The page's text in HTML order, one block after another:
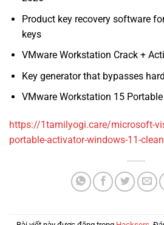
Product key recovery software
keys
VMware Workstation Crack +
Key generator that bypasses
VMware Workstation 15
https://1tamilyogi.care/microsoft-
portable-activator-windows-11-